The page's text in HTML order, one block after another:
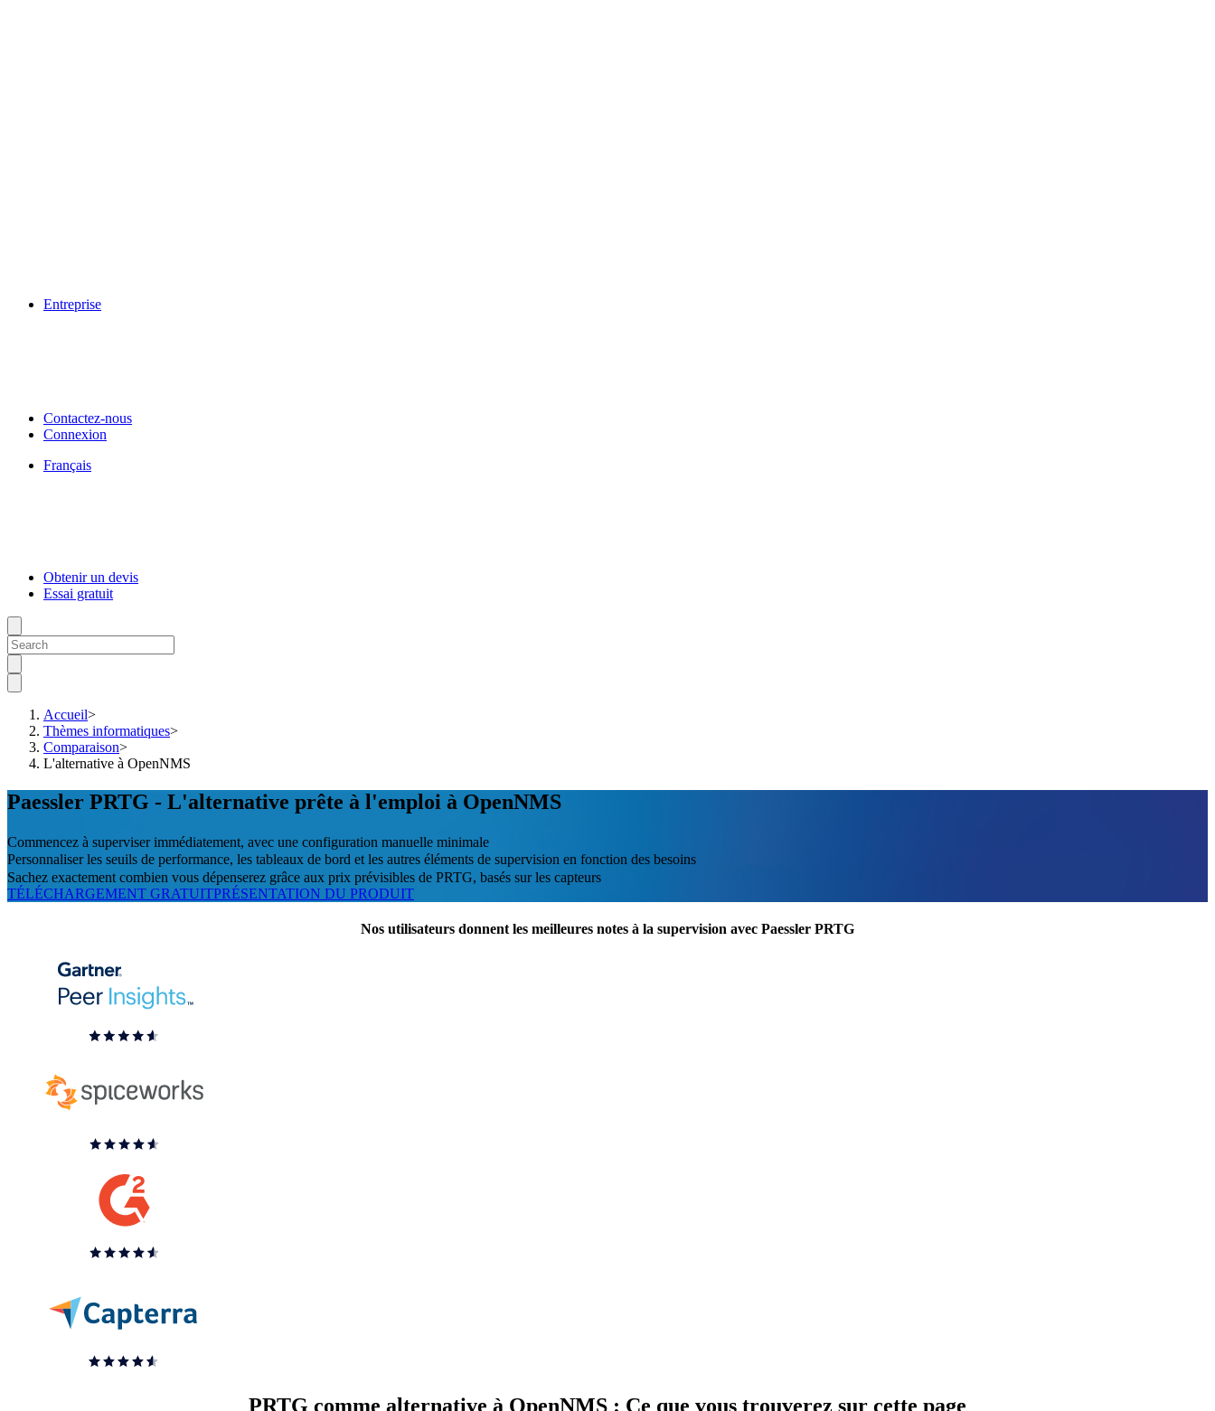
Entreprise
Contactez-nous
Connexion
Français
Obtenir un devis
Essai gratuit
Accueil>
Thèmes informatiques>
Comparaison>
L'alternative à OpenNMS
Paessler PRTG - L'alternative prête à l'emploi à OpenNMS
Commencez à superviser immédiatement, avec une configuration manuelle minimale
Personnaliser les seuils de performance, les tableaux de bord et les autres éléments de supervision en fonction des besoins
Sachez exactement combien vous dépenserez grâce aux prix prévisibles de PRTG, basés sur les capteurs
TÉLÉCHARGEMENT GRATUITPRÉSENTATION DU PRODUIT
Nos utilisateurs donnent les meilleures notes à la supervision avec Paessler PRTG
PRTG comme alternative à OpenNMS : Ce que vous trouverez sur cette page